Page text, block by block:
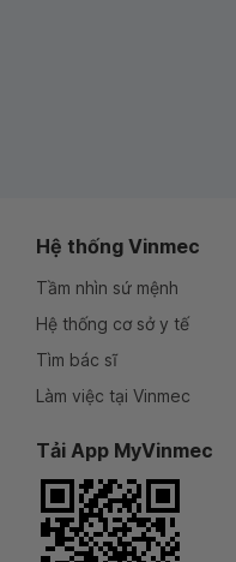
Hệ thống Vinmec
Tầm nhìn sứ mệnh
Hệ thống cơ sở y tế
Tìm bác sĩ
Làm việc tại Vinmec
Tải App MyVinmec